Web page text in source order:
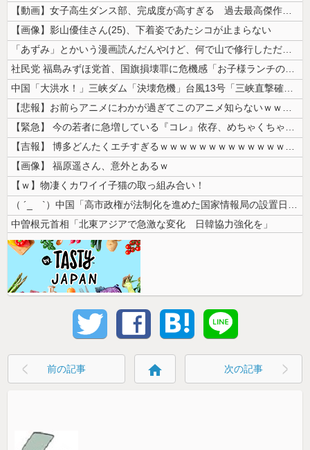
【動画】女子高生ダンス部、完成度が高すぎる 過去最高傑作と話題にｗｗｗ...
【画像】影山優佳さん(25)、下着姿であたシコが止まらない
「あずみ」とかいう漫画読んだんやけど、何で山で修行しただけの子供達があ...
社民党 福島みずほ党首、国旗損壊罪に危機感「お子様ランチの日の丸は折っ...
中国「大洪水！」三峡ダム「決壊危機」台風13号「三峡直撃確定」日本「最...
【悲報】お前らアニメにわかが過ぎてこのアニメ知らないｗｗｗｗｗ
【緊急】 今の若者に急増している『コレ』依存、めちゃくちゃ深刻な模様w...
【吉報】 博多どんたくエチすぎるｗｗｗｗｗｗｗｗｗｗｗｗｗｗｗ
【画像】 福原遥さん、意外とあるｗ
【ｗ】物凄くカワイイ子猫の取っ組み合い！
（ ´_ゝ`）中国「高市政権が法制化を進めた国家情報局の設置日が7月3...
中曽根元首相「北東アジアで急激な変化 日韓協力強化を」
前の記事 home 次の記事